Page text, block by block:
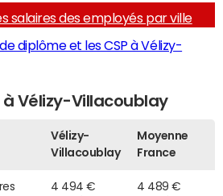
salaires des employés par ville
diplôme et les CSP à Vélizy-
à Vélizy-Villacoublay
Vélizy-
Villacoublay
Moyenne
France
4 494 €
4 489 €